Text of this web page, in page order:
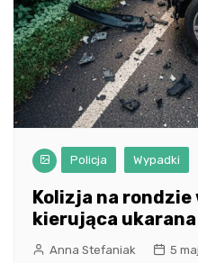
Policja Wypadki
Kolizja na rondzie
kierująca
Anna Stefaniak 5